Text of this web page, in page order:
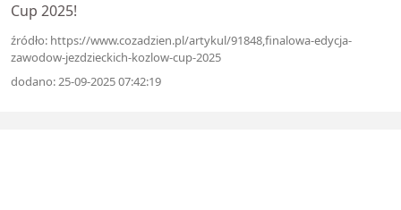
Cup 2025!
źródło: https://www.cozadzien.pl/artykul/91848,finalowa-edycja-
zawodow-jezdzieckich-kozlow-cup-2025
dodano: 25-09-2025 07:42:19